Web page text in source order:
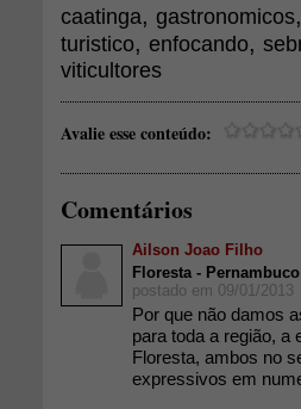
caatinga, gastronomicos,
turistico, enfocando,
viticultores
Avalie esse conteúdo:
Comentários
Ailson Joao Filho
Floresta -
postado em 09/01/2013
Por que não damos
para toda a região, a
Floresta, ambos no
expressivos em